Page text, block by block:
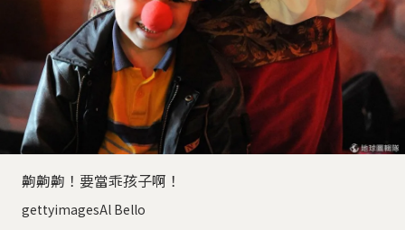
齁齁齁！要當乖孩子啊！
gettyimagesAl Bello